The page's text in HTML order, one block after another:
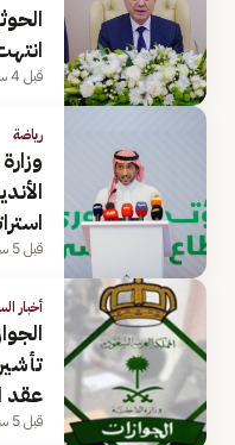
قبل 4 ساعة
رياضة
قبل 5 ساعة
أخبار
عقد
قبل 5 ساعة